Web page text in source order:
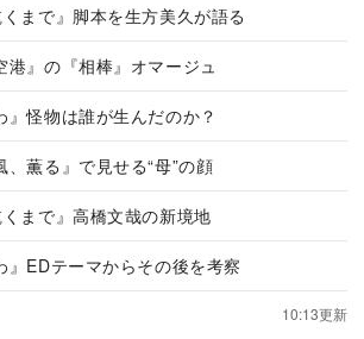
くまで』脚本を生方美久が語る
港』の『相棒』オマージュ
』怪物は誰が生んだのか？
、薫る』で見せる“母”の顔
くまで』高橋文哉の新境地
』EDテーマからその後を考察
10:13更新